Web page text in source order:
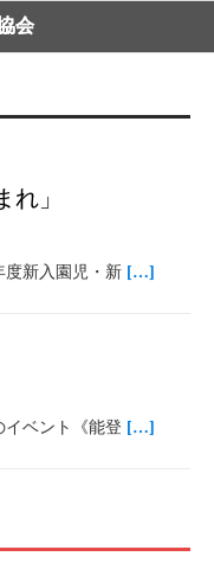
会
」
新入園児・新 […]
ベント《能登 […]